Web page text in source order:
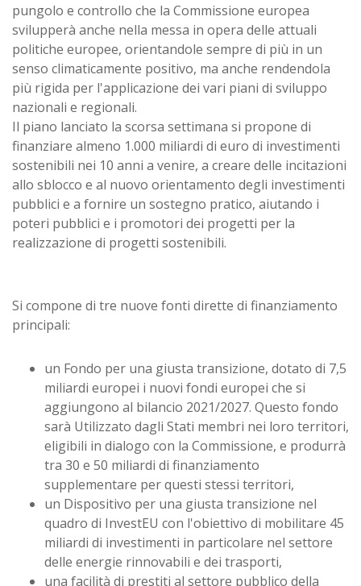
pungolo e controllo che la Commissione europea
svilupperà anche nella messa in opera delle attuali
politiche europee, orientandole sempre di più in un
senso climaticamente positivo, ma anche rendendola
più rigida per l'applicazione dei vari piani di sviluppo
nazionali e regionali.
Il piano lanciato la scorsa settimana si propone di
finanziare almeno 1.000 miliardi di euro di investimenti
sostenibili nei 10 anni a venire, a creare delle incitazioni
allo sblocco e al nuovo orientamento degli investimenti
pubblici e a fornire un sostegno pratico, aiutando i
poteri pubblici e i promotori dei progetti per la
realizzazione di progetti sostenibili.
Si compone di tre nuove fonti dirette di finanziamento
principali:
un Fondo per una giusta transizione, dotato di 7,5
miliardi europei i nuovi fondi europei che si
aggiungono al bilancio 2021/2027. Questo fondo
sarà Utilizzato dagli Stati membri nei loro territori,
eligibili in dialogo con la Commissione, e produrrà
tra 30 e 50 miliardi di finanziamento
supplementare per questi stessi territori,
un Dispositivo per una giusta transizione nel
quadro di InvestEU con l'obiettivo di mobilitare 45
miliardi di investimenti in particolare nel settore
delle energie rinnovabili e dei trasporti,
una facilità di prestiti al settore pubblico della